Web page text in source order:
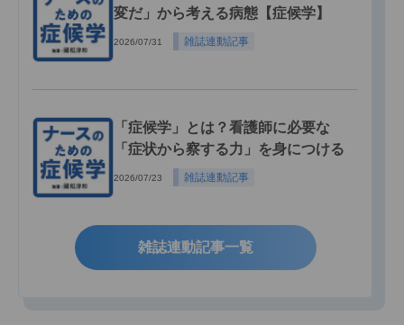
変だ」から考える病態【症候学】
2026/07/31 雑誌連動記事
「症候学」とは？看護師に必要な
「症状から察する力」を身につける
2026/07/23 雑誌連動記事
雑誌連動記事一覧